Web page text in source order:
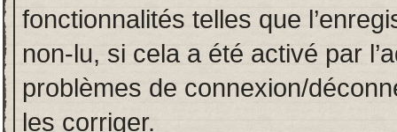
fonctionnalités telles que
non-lu, si cela a été activé par
problèmes de connexion/
les corriger.